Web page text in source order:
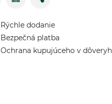
Rýchle dodanie
Bezpečná platba
Ochrana kupujúceho v